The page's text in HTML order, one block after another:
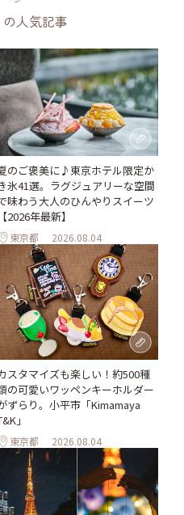
の人気記事
のご褒美に♪東京ホテル限定か
氷41選。ラグジュアリーな空間
味わう大人のひんやりスイーツ
【2026年最新】
東京都 2026.08.04
スタマイズも楽しい！約500種
の可愛いワッペンキーホルダー
ずらり。小平市「Kimamaya
」
東京都 2026.08.04